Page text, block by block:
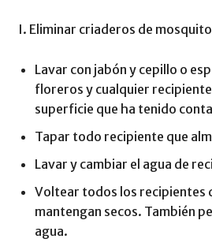
I. Eliminar criaderos de
Lavar con jabón y cepillo o
floreros y cualquier
superficie que ha tenido
Tapar todo recipiente que
Lavar y cambiar el agua de
Voltear todos los recipientes
mantengan secos. También
agua.